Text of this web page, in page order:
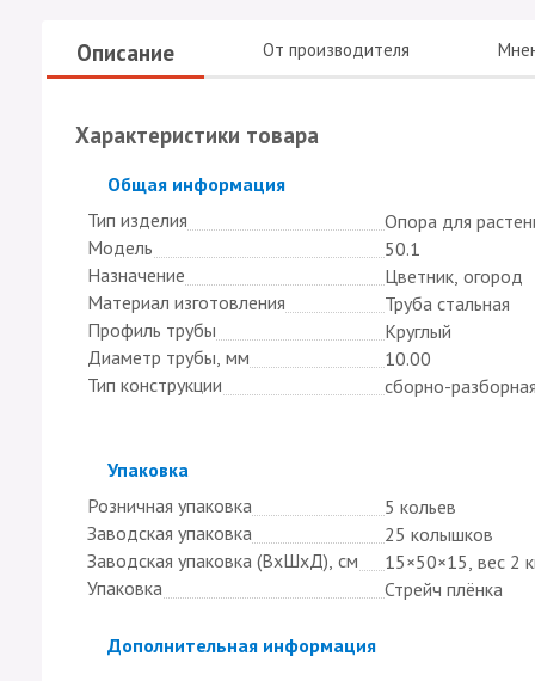
Описание От производителя
Характеристики товара
Скрыть
Общая информация
Тип изделия
Опора для
Модель
50.1
Назначение
Цветник, огород
Материал изготовления
Труба стальная
Профиль трубы
Круглый
Диаметр трубы, мм
10.00
Тип конструкции
сборно-
Скрыть
Упаковка
Розничная упаковка
5 кольев
Заводская упаковка
25 колышков
Заводская упаковка (ВхШхД), см
15×50×15, вес 2
Упаковка
Стрейч плёнка
Скрыть
Дополнительная информация